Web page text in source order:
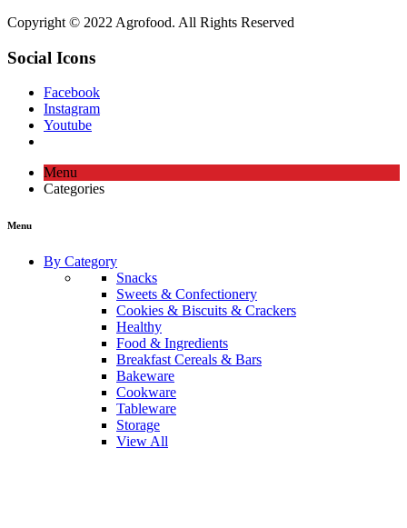
Copyright © 2022 Agrofood. All Rights Reserved
Social Icons
Facebook
Instagram
Youtube
Menu
Categories
Menu
By Category
Snacks
Sweets & Confectionery
Cookies & Biscuits & Crackers
Healthy
Food & Ingredients
Breakfast Cereals & Bars
Bakeware
Cookware
Tableware
Storage
View All